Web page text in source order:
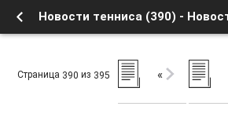
Страница 390 из 395 «